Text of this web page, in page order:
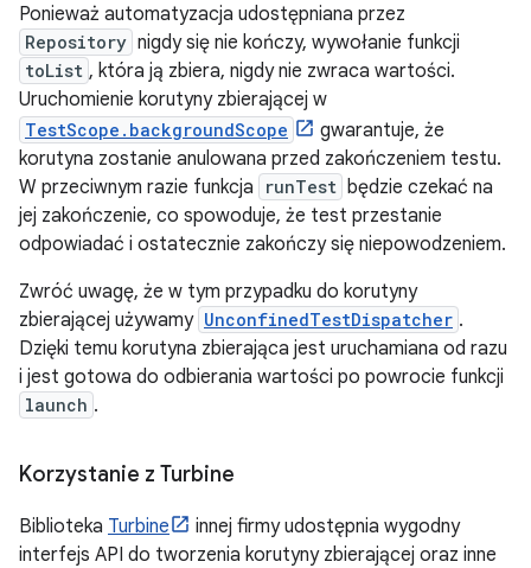
Ponieważ automatyzacja udostępniana przez
Repository nigdy się nie kończy, wywołanie funkcji
toList , która ją zbiera, nigdy nie zwraca wartości.
Uruchomienie korutyny zbierającej w
TestScope.backgroundScope
gwarantuje, że
korutyna zostanie anulowana przed zakończeniem testu.
W przeciwnym razie funkcja
runTest będzie czekać na
jej zakończenie, co spowoduje, że test przestanie
odpowiadać i ostatecznie zakończy się niepowodzeniem.
Zwróć uwagę, że w tym przypadku do korutyny
zbierającej używamy UnconfinedTestDispatcher .
Dzięki temu korutyna zbierająca jest uruchamiana od razu
i jest gotowa do odbierania wartości po powrocie funkcji
launch .
Korzystanie z Turbine
Biblioteka Turbine
innej firmy udostępnia wygodny
interfejs API do tworzenia korutyny zbierającej oraz inne